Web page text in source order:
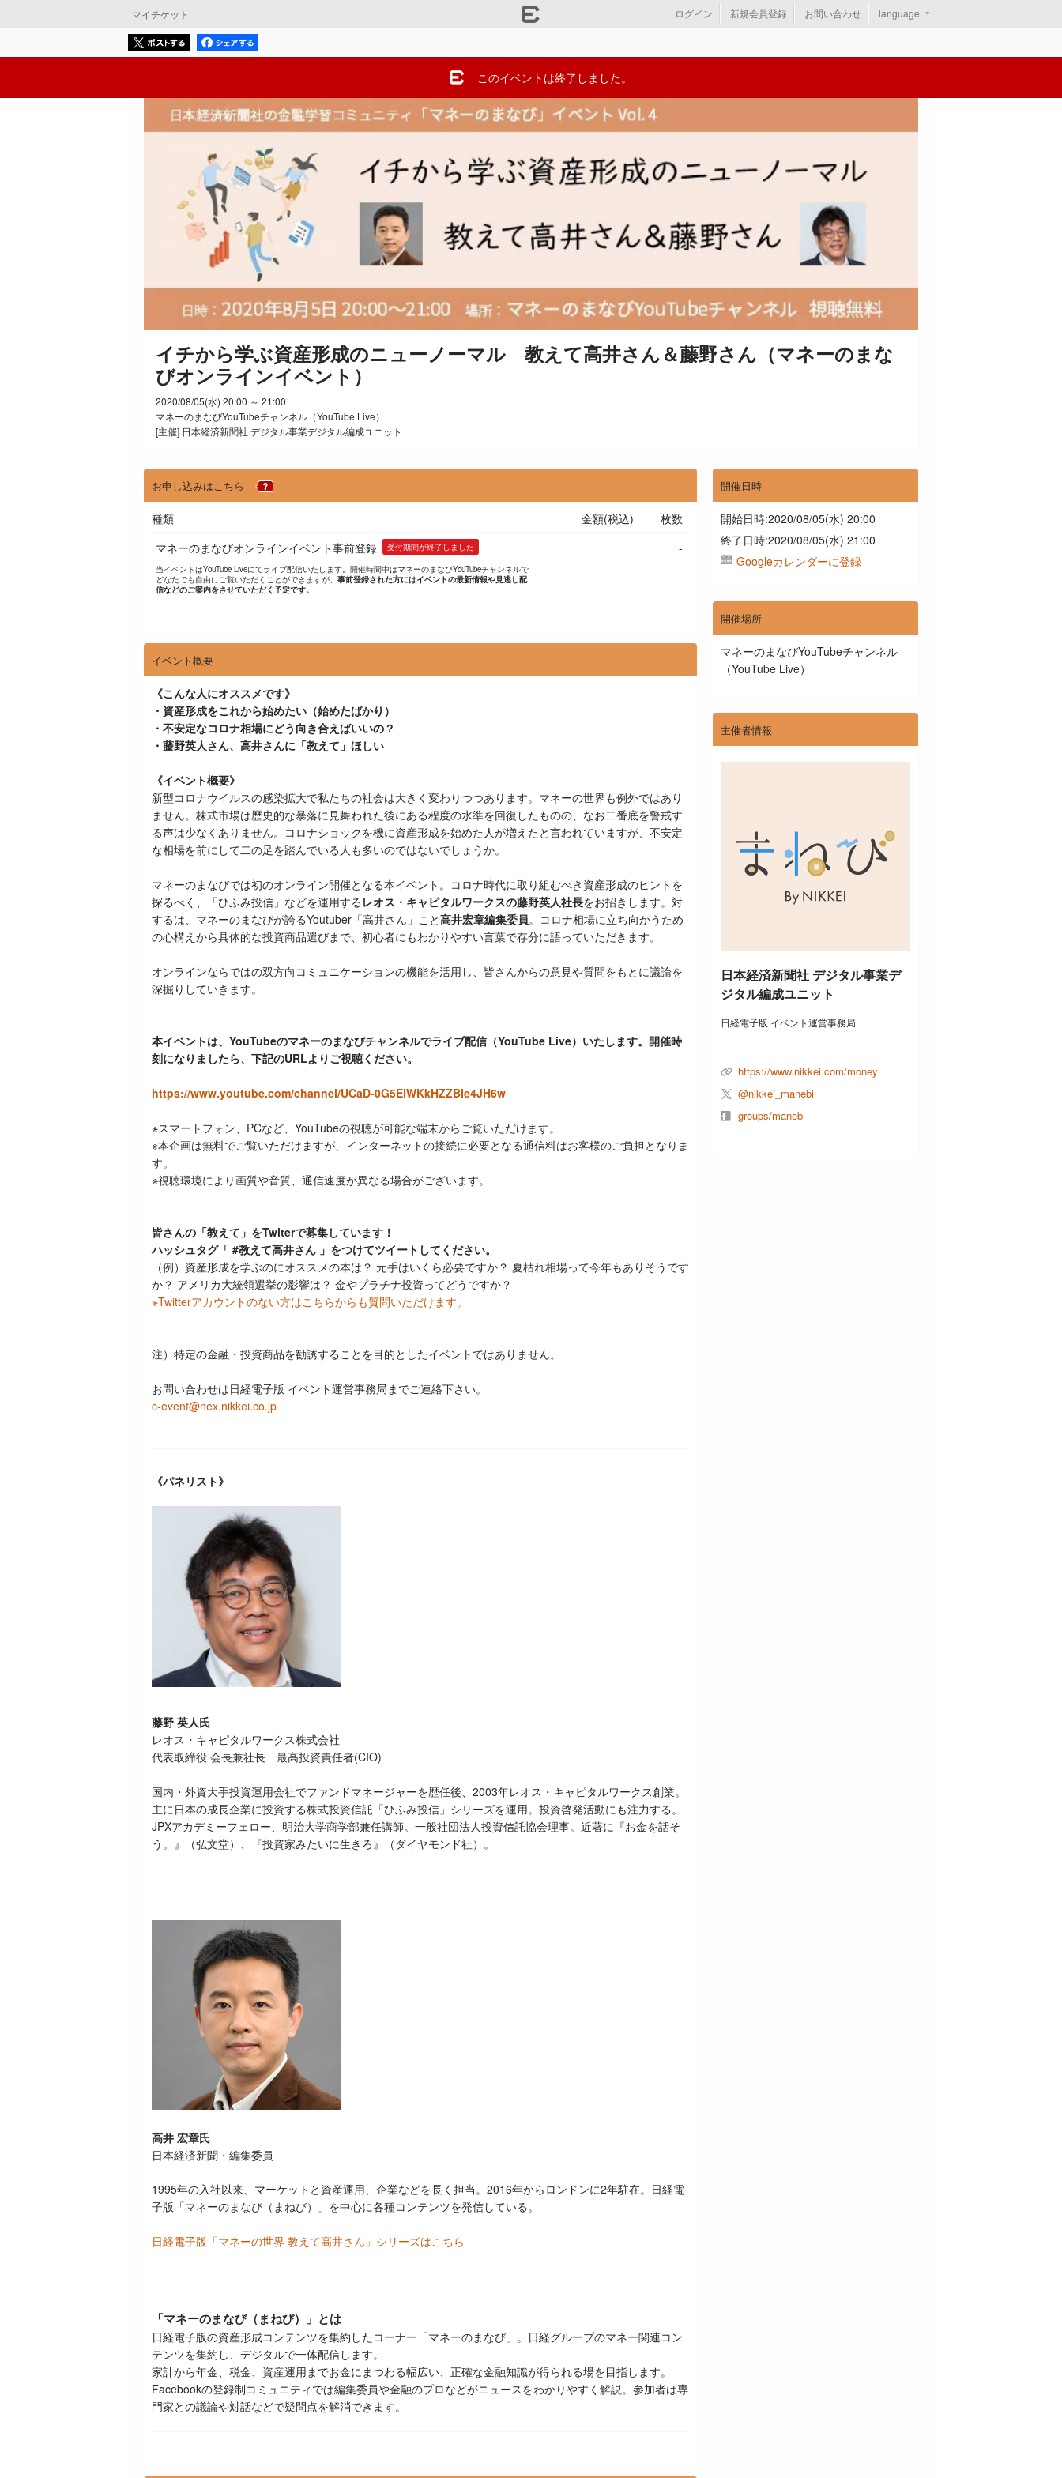
マイチケット ログイン 新規会員登録 お問い合わせ language
このイベントは終了しました。
イチから学ぶ資産形成のニューノーマル　教えて高井さん＆藤野さん（マネーのまな
びオンラインイベント）
2020/08/05(水) 20:00 ～ 21:00
マネーのまなびYouTubeチャンネル（YouTube Live）
[主催] 日本経済新聞社 デジタル事業デジタル編成ユニット
お申し込みはこちら
種類 金額(税込)
枚数
マネーのまなびオンラインイベント事前登録
受付期間が終了しました
当イベントはYouTube Liveにてライブ配信いたします。開催時間中はマネーのまなびYouTubeチャンネルで
どなたでも自由にご覧いただくことができますが、 事前登録された方にはイベントの最新情報や見逃し配
信などのご案内をさせていただく予定です。
-
イベント概要
《こんな人にオススメです》
・資産形成をこれから始めたい（始めたばかり）
・不安定なコロナ相場にどう向き合えばいいの？
・藤野英人さん、高井さんに「教えて」ほしい
《イベント概要》
新型コロナウイルスの感染拡大で私たちの社会は大きく変わりつつあります。マネーの世界も例外ではあり
ません。株式市場は歴史的な暴落に見舞われた後にある程度の水準を回復したものの、なお二番底を警戒す
る声は少なくありません。コロナショックを機に資産形成を始めた人が増えたと言われていますが、不安定
な相場を前にして二の足を踏んでいる人も多いのではないでしょうか。
マネーのまなびでは初のオンライン開催となる本イベント。コロナ時代に取り組むべき資産形成のヒントを
探るべく、「ひふみ投信」などを運用する レオス・キャピタルワークスの藤野英人社長をお招きします。対
するは、マネーのまなびが誇るYoutuber 「高井さん」こと高井宏章編集委員。コロナ相場に立ち向かうため
の心構えから具体的な投資商品選びまで、初心者にもわかりやすい言葉で存分に語っていただきます。
オンラインならではの双方向コミュニケーションの機能を活用し、皆さんからの意見や質問をもとに議論を
深掘りしていきます。
本イベントは、YouTubeのマネーのまなびチャンネルでライブ配信（YouTube Live）いたします。開催時
刻になりましたら、下記のURLよりご視聴ください。
https://www.youtube.com/channel/UCaD-0G5ElWKkHZZBIe4JH6w
※スマートフォン、 PCなど、 YouTubeの視聴が可能な端末からご覧いただけます。
※本企画は無料でご覧いただけますが、インターネットの接続に必要となる通信料はお客様のご負担となりま
す。
※視聴環境により画質や音質、通信速度が異なる場合がございます。
皆さんの「教えて」をTwiterで募集しています！
ハッシュタグ「 #教えて高井さん 」をつけてツイートしてください。
（例）資産形成を学ぶのにオススメの本は？ 元手はいくら必要ですか？ 夏枯れ相場って今年もありそうです
か？ アメリカ大統領選挙の影響は？ 金やプラチナ投資ってどうですか？
※Twitterアカウントのない方はこちらからも質問いただけます。
注）特定の金融・投資商品を勧誘することを目的としたイベントではありません。
お問い合わせは日経電子版 イベント運営事務局までご連絡下さい。
c-event@nex.nikkei.co.jp
《パネリスト》
藤野 英人氏
レオス・キャピタルワークス株式会社
代表取締役 会長兼社長 最高投資責任者(CIO)
国内・外資大手投資運用会社でファンドマネージャーを歴任後、 2003年レオス・キャピタルワークス創業。
主に日本の成長企業に投資する株式投資信託「ひふみ投信」シリーズを運用。投資啓発活動にも注力する。
JPXアカデミーフェロー、明治大学商学部兼任講師。一般社団法人投資信託協会理事。近著に『お金を話そ
う。』（弘文堂）、『投資家みたいに生きろ』（ダイヤモンド社）。
高井 宏章氏
日本経済新聞・編集委員
1995年の入社以来、マーケットと資産運用、企業などを長く担当。 2016年からロンドンに2年駐在。日経電
子版「マネーのまなび（まねび）」を中心に各種コンテンツを発信している。
日経電子版「マネーの世界 教えて高井さん」シリーズはこちら
「マネーのまなび（まねび）」とは
日経電子版の資産形成コンテンツを集約したコーナー「マネーのまなび」。日経グループのマネー関連コン
テンツを集約し、デジタルで一体配信します。
家計から年金、税金、資産運用までお金にまつわる幅広い、正確な金融知識が得られる場を目指します。
Facebookの登録制コミュニティでは編集委員や金融のプロなどがニュースをわかりやすく解説。参加者は専
門家との議論や対話などで疑問点を解消できます。
開催日時
開始日時:2020/08/05(水) 20:00
終了日時:2020/08/05(水) 21:00
Googleカレンダーに登録
開催場所
マネーのまなびYouTubeチャンネル
（YouTube Live）
主催者情報
日本経済新聞社 デジタル事業デ
ジタル編成ユニット
日経電子版 イベント運営事務局
https://www.nikkei.com/money
@nikkei_manebi
groups/manebi